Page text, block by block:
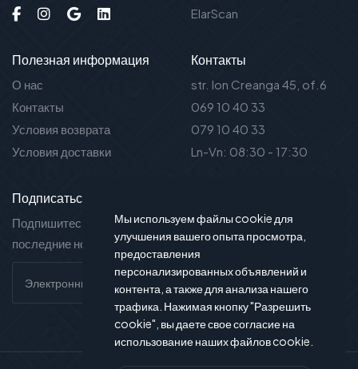
ElarScan
Полезная информация
О нас
Контакты
Условия возврата
Условия доставки
Контакты
str. Ion Creanga 45, of.6
069 10 40 33
079 10 40 33
Ln-Vn: 08:30 - 17:30
Подписаться на новости
Подпишитесь на нашу рассылку и вы будете в курсе
последние новости и предложения.
Мы используем файлы cookie для
улучшения вашего опыта просмотра,
предоставления
персонализированных объявлений и
контента, а также для анализа нашего
трафика. Нажимая кнопку "Разрешить
cookie", вы даете свое согласие на
использование наших файлов cookie.